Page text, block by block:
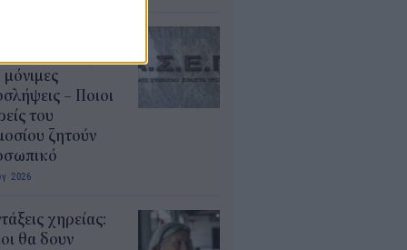
μόνιμες
– Ποιοι
του
ζητούν
2026
χηρείας:
θα δουν